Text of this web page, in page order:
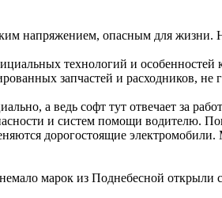
напряжением, опасным для
технологий и
запчастей и расходников,
а ведь софт тут отвечает за
и систем помощи водителю.
дорогостоящие
марок из Поднебесной открыли